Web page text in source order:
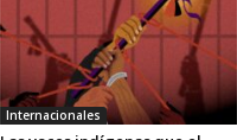
Internacionales